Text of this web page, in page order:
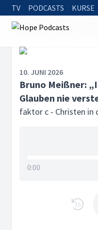
TV PODCASTS KURSE
Startseite
Bruno Meißner: „Ich habe
10. JUNI 2026
Bruno Meißner:
Glauben nie
faktor c - Christen in
0:00
15